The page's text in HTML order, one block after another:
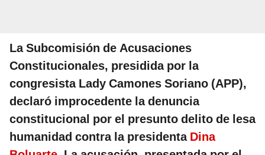
La Subcomisión de Acusaciones
Constitucionales, presidida por la
congresista Lady Camones Soriano (APP),
declaró improcedente la denuncia
constitucional por el presunto delito de lesa
humanidad contra la presidenta Dina